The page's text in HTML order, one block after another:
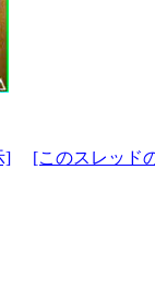
] [このスレッド